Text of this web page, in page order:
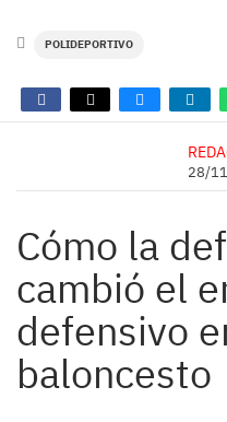
POLIDEPORTIVO
28/
Cómo la
cambió el
defensivo
baloncesto